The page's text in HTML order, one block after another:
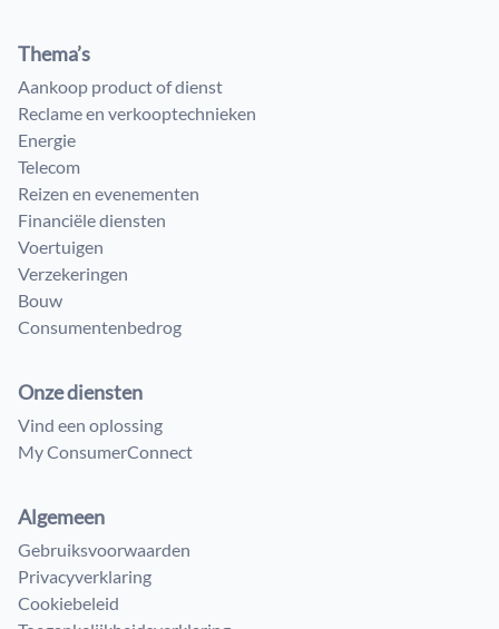
Thema’s
Aankoop product of dienst
Reclame en verkooptechnieken
Energie
Telecom
Reizen en evenementen
Financiële diensten
Voertuigen
Verzekeringen
Bouw
Consumenten​bedrog
Onze diensten
Vind een oplossing
My ConsumerConnect
Algemeen
Gebruiksvoorwaarden
Privacyverklaring
Cookiebeleid